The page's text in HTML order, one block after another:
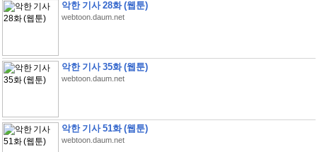
악한 기사 28화 (웹툰)
webtoon.daum.net
악한 기사 35화 (웹툰)
webtoon.daum.net
악한 기사 51화 (웹툰)
webtoon.daum.net